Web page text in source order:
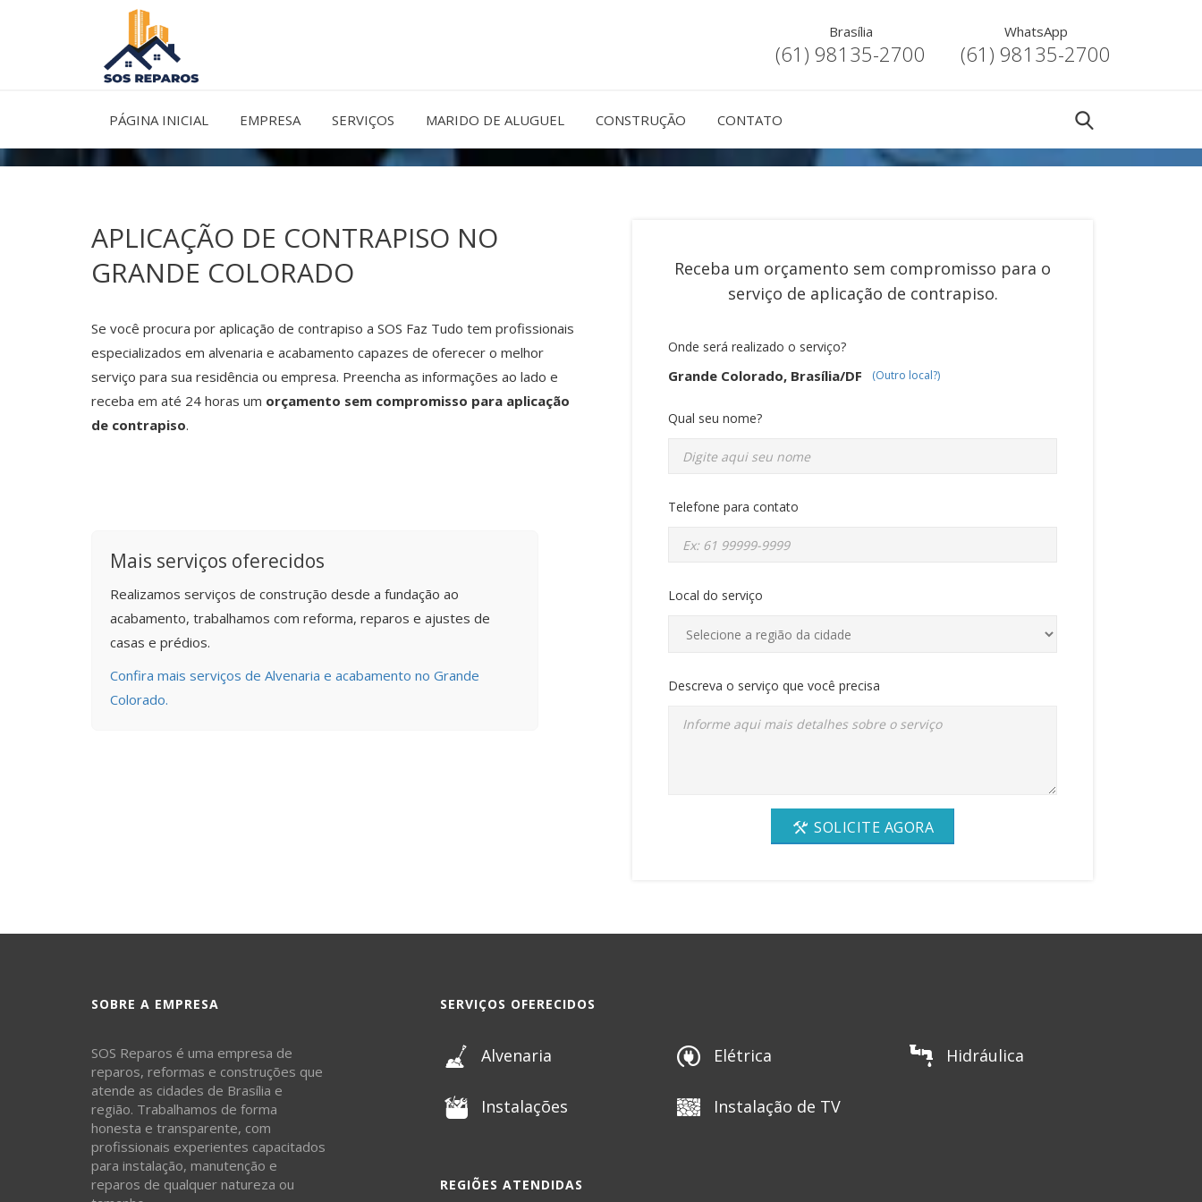
Brasília
(61) 98135-2700
WhatsApp
(61) 98135-2700
PÁGINA INICIAL EMPRESA SERVIÇOS MARIDO DE ALUGUEL CONSTRUÇÃO CONTATO
APLICAÇÃO DE CONTRAPISO NO
GRANDE COLORADO
Se você procura por aplicação de contrapiso a SOS Faz Tudo tem profissionais
especializados em alvenaria e acabamento capazes de oferecer o melhor
serviço para sua residência ou empresa. Preencha as informações ao lado e
receba em até 24 horas um orçamento sem compromisso para aplicação
de contrapiso.
Mais serviços oferecidos
Realizamos serviços de construção desde a fundação ao
acabamento, trabalhamos com reforma, reparos e ajustes de
casas e prédios.
Confira mais serviços de Alvenaria e acabamento no Grande
Colorado.
Receba um orçamento sem compromisso para o
serviço de aplicação de contrapiso.
Onde será realizado o serviço?
Grande Colorado, Brasília/DF (Outro local?)
Qual seu nome?
Telefone para contato
Local do serviço
Descreva o serviço que você precisa
SOLICITE AGORA
SOBRE A EMPRESA
SOS Reparos é uma empresa de
reparos, reformas e construções que
atende as cidades de Brasília e
região. Trabalhamos de forma
honesta e transparente, com
profissionais experientes capacitados
para instalação, manutenção e
reparos de qualquer natureza ou
SERVIÇOS OFERECIDOS
Alvenaria
Instalações
Elétrica
Instalação de TV
Hidráulica
REGIÕES ATENDIDAS